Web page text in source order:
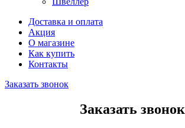
Доставка и оплата
Акция
О магазине
Как купить
Контакты
Заказать звонок
Заказать звонок